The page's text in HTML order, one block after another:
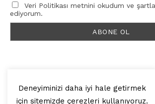
Veri Politikası metnini okudum ve
ediyorum.
© 2025, Artilop
Deneyiminizi daha iyi hale getirmek
için sitemizde çerezleri kullanıyoruz.